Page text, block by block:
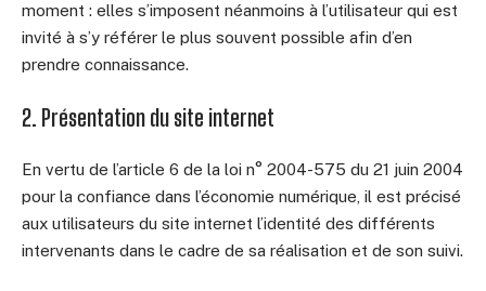
moment : elles s’imposent néanmoins à l’utilisateur qui est
invité à s’y référer le plus souvent possible afin d’en
prendre connaissance.
2. Présentation du site internet
En vertu de l’article 6 de la loi n° 2004-575 du 21 juin 2004
pour la confiance dans l’économie numérique, il est précisé
aux utilisateurs du site internet l’identité des différents
intervenants dans le cadre de sa réalisation et de son suivi.